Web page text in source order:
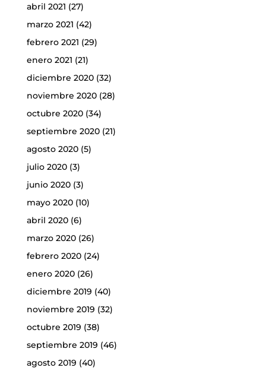
abril 2021 (27)
marzo 2021 (42)
febrero 2021 (29)
enero 2021 (21)
diciembre 2020(32)
noviembre 2020(28)
octubre 2020(34)
septiembre 2020(21)
agosto 2020(5)
julio 2020(3)
junio 2020(3)
mayo 2020(10)
abril 2020(6)
marzo 2020(26)
febrero 2020(24)
enero 2020(26)
diciembre 2019 (40)
noviembre 2019 (32)
octubre 2019 (38)
septiembre 2019 (46)
agosto 2019 (40)